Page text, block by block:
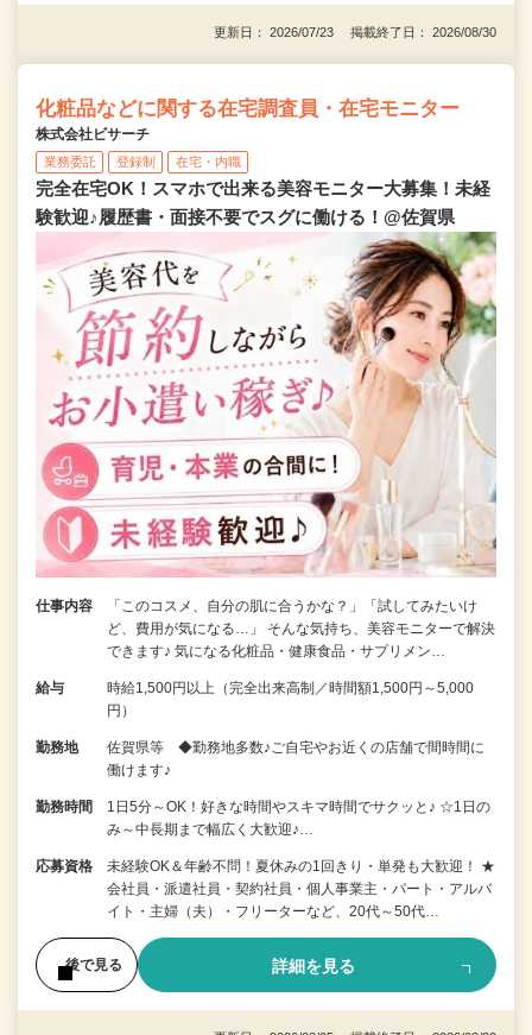
更新日： 2026/07/23 掲載終了日： 2026/08/30
化粧品などに関する在宅調査員・在宅モニター
株式会社ビサーチ
業務委託 登録制 在宅・内職
完全在宅OK！スマホで出来る美容モニター大募集！未経
験歓迎♪履歴書・面接不要でスグに働ける！@佐賀県
仕事内容
「このコスメ、自分の肌に合うかな？」「試してみたいけ
ど、費用が気になる…」 そんな気持ち、美容モニターで解決
できます♪ 気になる化粧品・健康食品・サプリメン…
給与
時給1,500円以上（完全出来高制／時間額1,500円～5,000
円）
勤務地
佐賀県等 ◆勤務地多数♪ご自宅やお近くの店舗で間時間に
働けます♪
勤務時間
1日5分～OK！好きな時間やスキマ時間でサクッと♪ ☆1日の
み～中長期まで幅広く大歓迎♪…
応募資格
未経験OK＆年齢不問！夏休みの1回きり・単発も大歓迎！ ★
会社員・派遣社員・契約社員・個人事業主・パート・アルバ
イト・主婦（夫）・フリーターなど、20代～50代…
後で見る 詳細を見る